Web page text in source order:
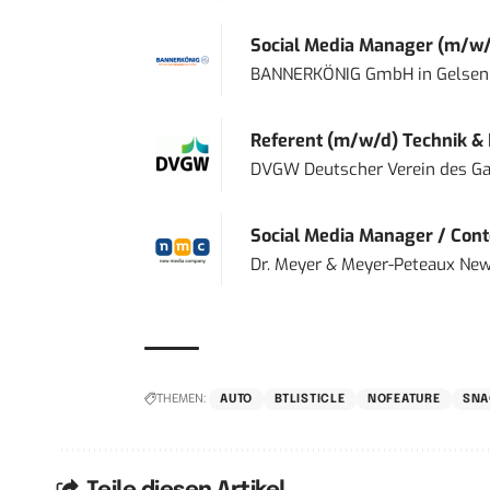
Social Media Manager (m/
BANNERKÖNIG GmbHin
Referent (m/w/d) Technik &
DVGW Deutscher Verein des
Social Media Manager /
Dr. Meyer & Meyer-Peteaux
THEMEN: AUTO BTLISTICLE NOFEATURE